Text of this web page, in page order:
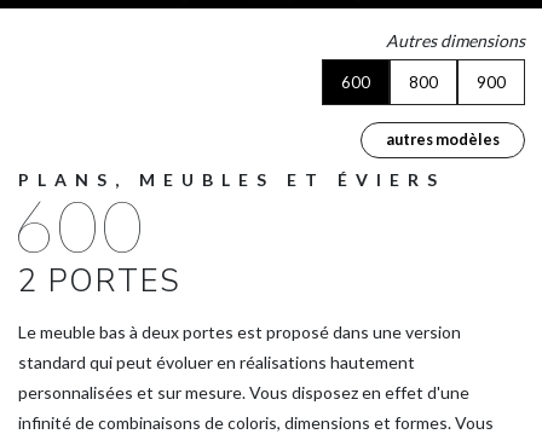
Autres dimensions
600 800 900
autres modèles
PLANS, MEUBLES ET ÉVIERS
600
2 PORTES
Le meuble bas à deux portes est proposé dans une version
standard qui peut évoluer en réalisations hautement
personnalisées et sur mesure. Vous disposez en effet d'une
infinité de combinaisons de coloris, dimensions et formes. Vous